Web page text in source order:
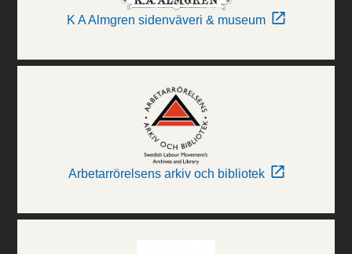
K A Almgren sidenväveri & museum
Arbetarrörelsens arkiv och bibliotek